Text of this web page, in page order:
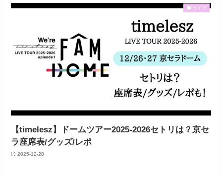
ライブ
【timelesz】ドームツアー2025-2026セトリは？京セ
ラ座席表/グッズ/レポ
2025-12-28